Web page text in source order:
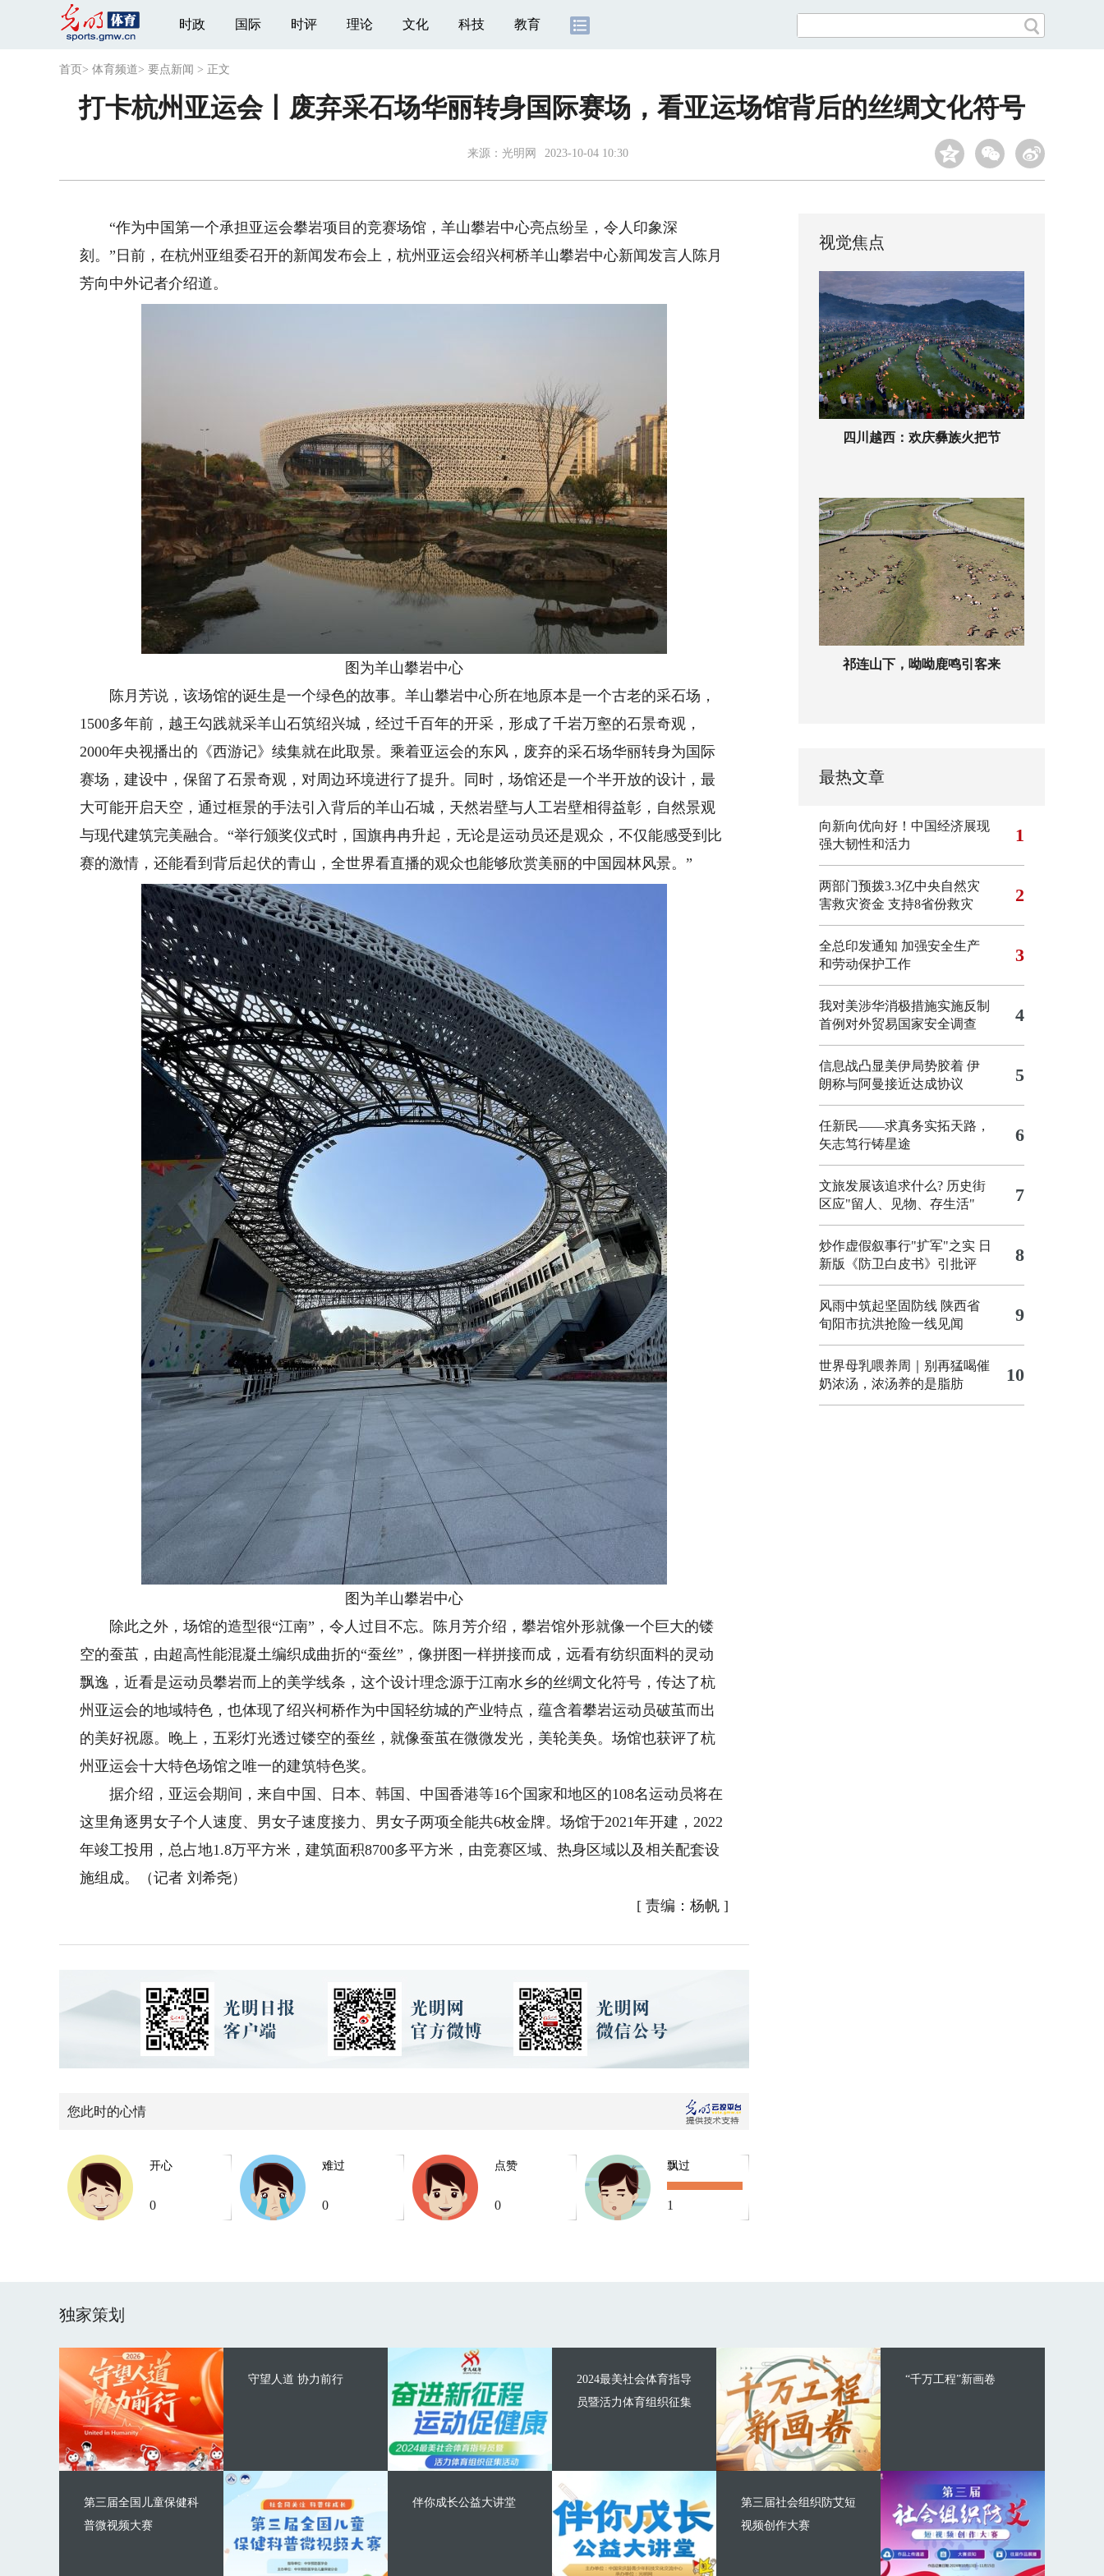
时政 国际 时评 理论 文化 科技 教育
首页 > 体育频道> 要点新闻 > 正文
打卡杭州亚运会丨废弃采石场华丽转身国际赛场，看亚运场馆背后的丝绸文化符号
来源： 光明网 2023-10-04 10:30
“作为中国第一个承担亚运会攀岩项目的竞赛场馆，羊山攀岩中心亮点纷呈，令人印象深
刻。”日前，在杭州亚组委召开的新闻发布会上，杭州亚运会绍兴柯桥羊山攀岩中心新闻发言人陈月
芳向中外记者介绍道。
图为羊山攀岩中心
陈月芳说，该场馆的诞生是一个绿色的故事。羊山攀岩中心所在地原本是一个古老的采石场，
1500多年前，越王勾践就采羊山石筑绍兴城，经过千百年的开采，形成了千岩万壑的石景奇观，
2000年央视播出的《西游记》续集就在此取景。乘着亚运会的东风，废弃的采石场华丽转身为国际
赛场，建设中，保留了石景奇观，对周边环境进行了提升。同时，场馆还是一个半开放的设计，最
大可能开启天空，通过框景的手法引入背后的羊山石城，天然岩壁与人工岩壁相得益彰，自然景观
与现代建筑完美融合。“举行颁奖仪式时，国旗冉冉升起，无论是运动员还是观众，不仅能感受到比
赛的激情，还能看到背后起伏的青山，全世界看直播的观众也能够欣赏美丽的中国园林风景。”
图为羊山攀岩中心
除此之外，场馆的造型很“江南”，令人过目不忘。陈月芳介绍，攀岩馆外形就像一个巨大的镂
空的蚕茧，由超高性能混凝土编织成曲折的“蚕丝”，像拼图一样拼接而成，远看有纺织面料的灵动
飘逸，近看是运动员攀岩而上的美学线条，这个设计理念源于江南水乡的丝绸文化符号，传达了杭
州亚运会的地域特色，也体现了绍兴柯桥作为中国轻纺城的产业特点，蕴含着攀岩运动员破茧而出
的美好祝愿。晚上，五彩灯光透过镂空的蚕丝，就像蚕茧在微微发光，美轮美奂。场馆也获评了杭
州亚运会十大特色场馆之唯一的建筑特色奖。
据介绍，亚运会期间，来自中国、日本、韩国、中国香港等16个国家和地区的108名运动员将在
这里角逐男女子个人速度、男女子速度接力、男女子两项全能共6枚金牌。场馆于2021年开建，2022
年竣工投用，总占地1.8万平方米，建筑面积8700多平方米，由竞赛区域、热身区域以及相关配套设
施组成。（记者 刘希尧）
[ 责编：杨帆]
您此时的心情
开心
0
难过
0
点赞
0
飘过
1
视觉焦点
四川越西：欢庆彝族火把节
祁连山下，呦呦鹿鸣引客来
最热文章
向新向优向好！中国经济展现
强大韧性和活力
1
两部门预拨3.3亿中央自然灾
害救灾资金 支持8省份救灾
2
全总印发通知 加强安全生产
和劳动保护工作
3
我对美涉华消极措施实施反制
首例对外贸易国家安全调查
4
信息战凸显美伊局势胶着 伊
朗称与阿曼接近达成协议
5
任新民——求真务实拓天路，
矢志笃行铸星途
6
文旅发展该追求什么? 历史街
区应"留人、见物、存生活"
7
炒作虚假叙事行"扩军"之实 日
新版《防卫白皮书》引批评
8
风雨中筑起坚固防线 陕西省
旬阳市抗洪抢险一线见闻
9
世界母乳喂养周｜别再猛喝催
奶浓汤，浓汤养的是脂肪
10
独家策划
守望人道 协力前行
第三届全国儿童保健科
普微视频大赛
2024最美社会体育指导
员暨活力体育组织征集
伴你成长公益大讲堂
“千万工程”新画卷
第三届社会组织防艾短
视频创作大赛